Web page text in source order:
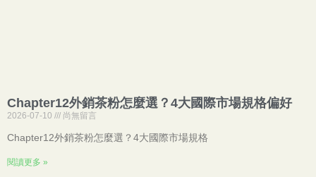
Chapter12外銷茶粉怎麼選？4大國際市場規格偏好
2026-07-10 尚無留言
Chapter12外銷茶粉怎麼選？4大國際市場規格
閱讀更多 »